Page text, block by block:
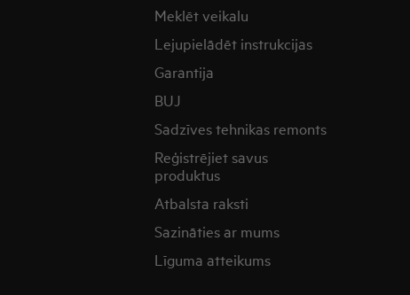
Meklēt veikalu
Lejupielādēt instrukcijas
Garantija
BUJ
Sadzīves tehnikas remonts
Reģistrējiet savus
produktus
Atbalsta raksti
Sazināties ar mums
Līguma atteikums